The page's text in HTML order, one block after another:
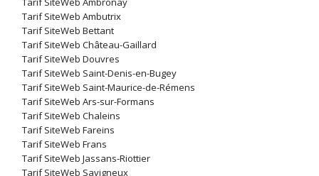
Tarif SiteWeb Ambutrix
Tarif SiteWeb Bettant
Tarif SiteWeb Château-Gaillard
Tarif SiteWeb Douvres
Tarif SiteWeb Saint-Denis-en-Bugey
Tarif SiteWeb Saint-Maurice-de-Rémens
Tarif SiteWeb Ars-sur-Formans
Tarif SiteWeb Chaleins
Tarif SiteWeb Fareins
Tarif SiteWeb Frans
Tarif SiteWeb Jassans-Riottier
Tarif SiteWeb Savigneux